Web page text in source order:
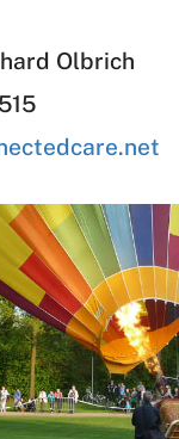
Olbrich